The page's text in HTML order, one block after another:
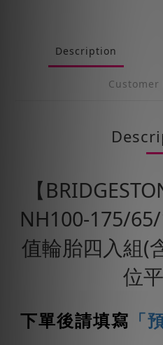
Description
Customer
【
NH100-175/
值輪胎四入組(
位
下單後請填寫 「